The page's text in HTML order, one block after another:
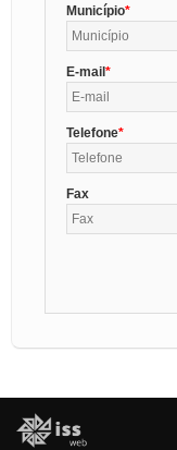
Município
E-mail
Telefone
Fax